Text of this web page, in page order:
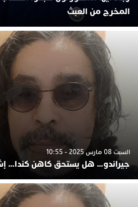
المخرج من العبث
السبت 08 مارس 2025 - 10:55
جيراندو… هل يستحق كاهن كندا…